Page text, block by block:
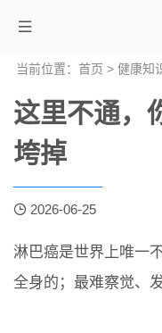
当前位置： 首页 > 健康知
这里不通，
垮掉
2026-06-25
淋巴癌是世界上唯一
全身的；最难察觉、